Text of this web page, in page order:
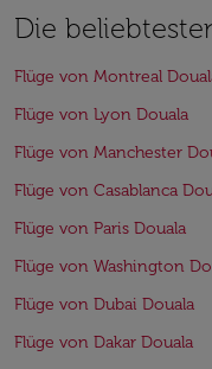
Die
Flüge von Montreal
Flüge von Lyon Douala
Flüge von Manchester
Flüge von Casablanca
Flüge von Paris Douala
Flüge von Washington
Flüge von Dubai Douala
Flüge von Dakar Douala